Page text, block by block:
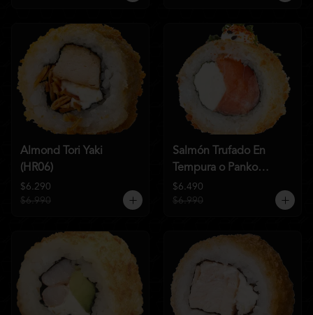
Almond Tori Yaki
(HR06)
$6.290
$6.990
Salmón Trufado En
Tempura o Panko
(HR04)
$6.490
$6.990